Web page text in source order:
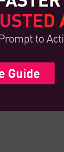
de la
realizar
una gran
e